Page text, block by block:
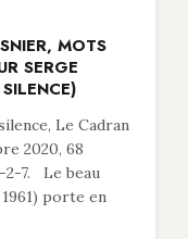
MOTS
SERGE
Le Cadran
2020, 68
2-7. Le beau
porte en